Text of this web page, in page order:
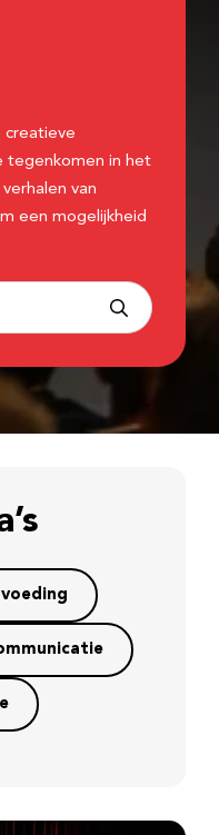
creatieve
tegenkomen in het
van
een mogelijkheid